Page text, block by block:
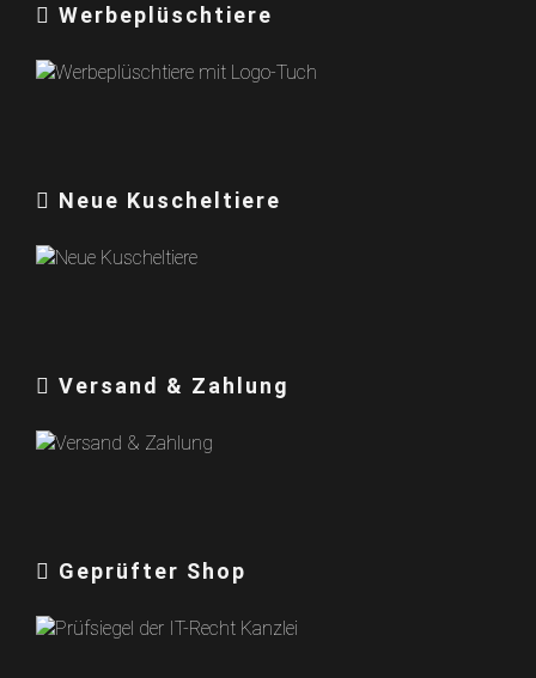
Werbeplüschtiere
Neue Kuscheltiere
Versand & Zahlung
Geprüfter Shop